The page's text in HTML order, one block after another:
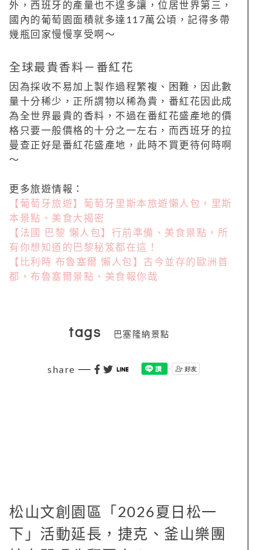
外，西班牙的產量也不遑多讓，位居世界第三，
國內的葡萄園面積就多達 117萬公頃，記得多帶
幾瓶回家慢慢享受啊～
全球最貴香料－番紅花
因為採收不易加上製作過程繁複、困難，因此數
量十分稀少，正所謂物以稀為貴，番紅花因此成
為全世界最貴的香料，不過在番紅花盛產地的價
格只要一般價格的十分之一左右，而西班牙的拉
曼查正好是番紅花盛產地，此時不買更待何時啊
～
更多旅遊情報：
【葡萄牙旅遊】葡萄牙里斯本旅遊懶人包，里斯
本景點、美食大揭密
【法國
巴黎 懶人包】行前準備、美食景點，所
有你想知道的巴黎秘笈都在這！
【比利時 布魯塞爾 懶人包】古今並存的歐洲首
都，布魯塞爾景點、美食報你哉
tags 巴塞隆納景點
share
松山文創園區「2026夏日松一
下」活動延長，捷克、釜山樂團